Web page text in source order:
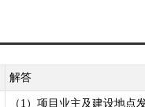
解答
（1）项目业主及建设地